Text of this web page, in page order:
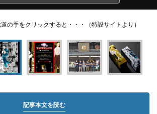
の手をクリックすると・・・（特設サイトより）
記事本文を読む